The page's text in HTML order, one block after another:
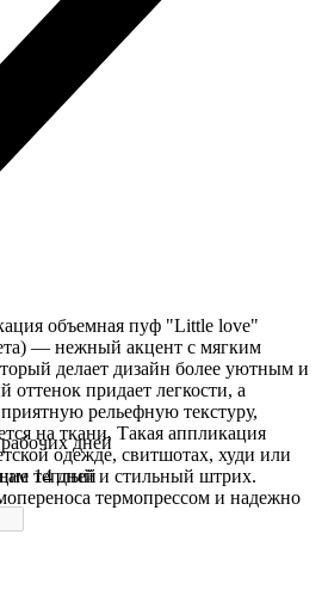
объемная пуф "Little love"
— нежный акцент с мягким
делает дизайн более уютным и
придает легкости, а
рельефную текстуру,
на ткани. Такая аппликация
одежде, свитшотах, худи или
теплый и стильный штрих.
термопрессом и надежно
дней
14 дней